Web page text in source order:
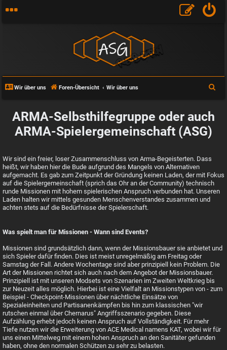
Wir über uns Foren-Übersicht Wir über uns
ARMA-Selbsthilfegruppe oder auch
ARMA-Spielergemeinschaft (ASG)
Wir sind ein freier, loser Zusammenschluss von Arma-Begeisterten. Dass
heißt, wir haben hier die Bude aufgrund des Mangels von Alternativen
aufgemacht. Es gab zum Zeitpunkt der Gründung keinen Laden, der mit Fokus
auf die Spielergemeinschaft (sprich das Ohr an der Community) technisch
runde Missionen mit hohem spielerischen Anspruch verbunden hat. Unseren
Laden halten wir mittels gesunden Menschenverstandes zusammen und
achten stets auf die Bedürfnisse der Spielerschaft.
Was spielt man für Missionen - Wann sind Events?
Missionen sind grundsätzlich dann, wenn der Missionsbauer sie anbietet und
sich Spieler dafür finden. Dies ist meist unregelmäßig am Freitag oder
Samstag der Fall. Andere Wochentage sind aber prinzipiell kein Problem. Die
Art der Missionen richtet sich auch nach dem Angebot der Missionsbauer.
Prinzipiell ist mit unseren Modsets von Szenarien im Zweiten Weltkrieg bis
zur Neuzeit alles möglich. Hierbei ist eine Vielfalt an Missionstypen von - zum
Beispiel - Checkpoint-Missionen über nächtliche Einsätze von
Spezialeinheiten und Partisanenkämpfen bis hin zum klassischen "wir
rutschen einmal über Chernarus" Angriffsszenario gegeben. Diese
Aufzählung erhebt jedoch keinen Anspruch auf Vollständigkeit. Für mehr
Tiefe nutzen wir die Erweiterung von ACE Medical namens KAT, wobei wir für
uns einen Mittelweg mit einem hohen Anspruch an den Sanitäter gefunden
haben, ohne den normalen Schützen zu sehr zu belasten.